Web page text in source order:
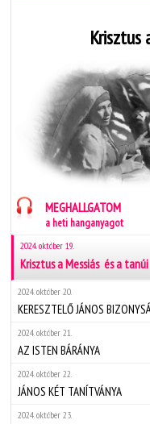
Krisztus
MEGHALLGATOM
a heti hanganyagot
2024. október 19.
Krisztus a Messiás  és a tanúi
2024. október 20.
KERESZTELŐ JÁNOS
2024. október 21.
AZ ISTEN BÁRÁNYA
2024. október 22.
JÁNOS KÉT TANÍTVÁNYA
2024. október 23.